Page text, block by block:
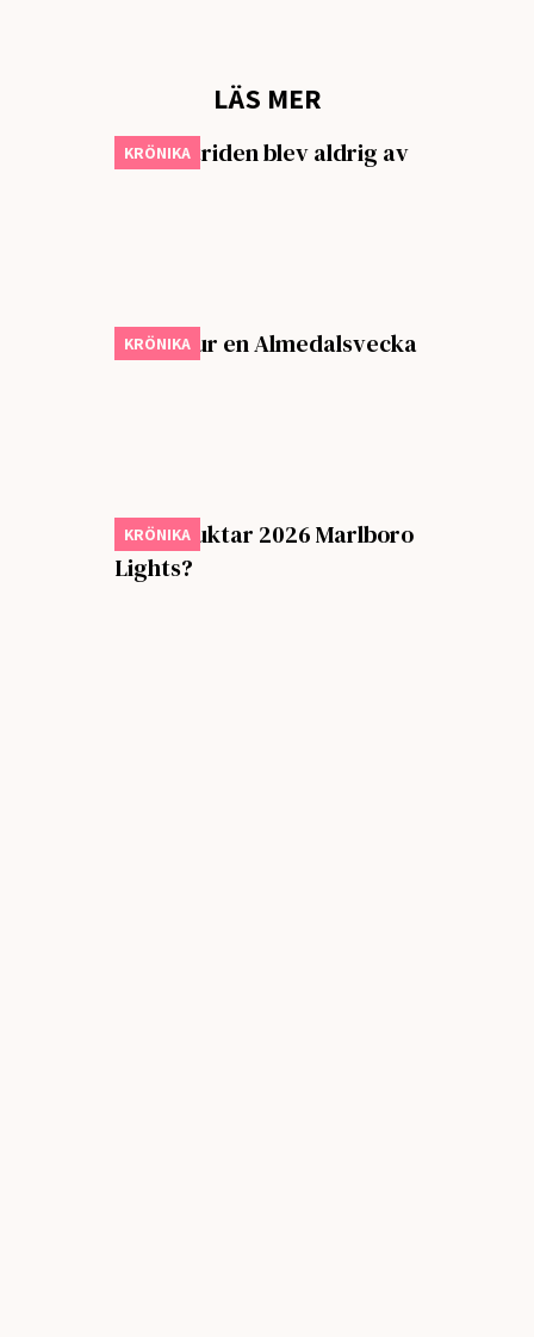
LÄS MER
KRÖNIKA
Merchstriden blev aldrig av
KRÖNIKA
Scener ur en Almedalsvecka
KRÖNIKA
Varför luktar 2026 Marlboro
Lights?